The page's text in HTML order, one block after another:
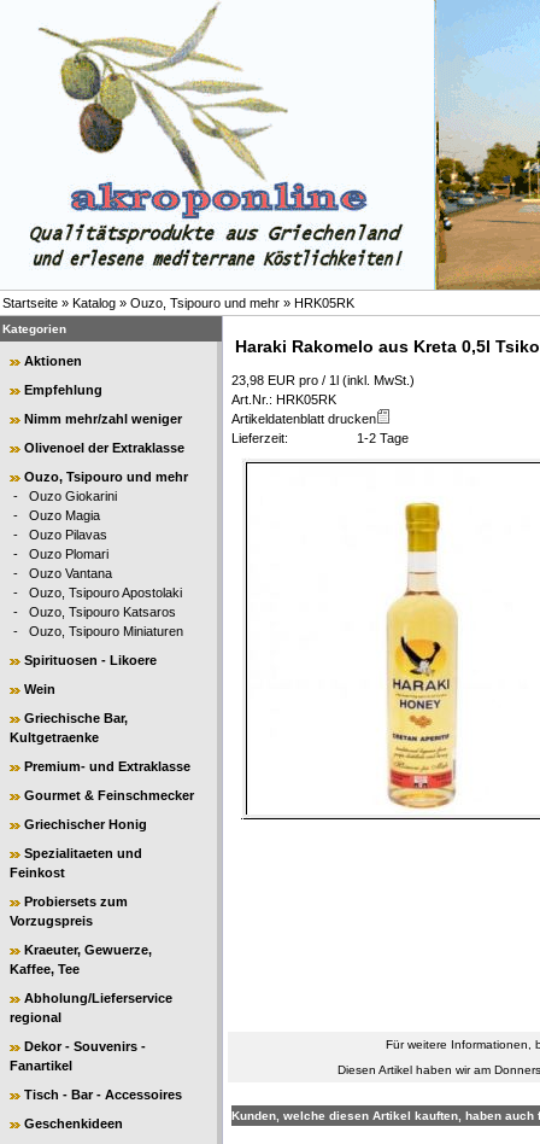
Startseite » Katalog » Ouzo, Tsipouro und mehr » HRK05RK
Kategorien
Aktionen
Empfehlung
Nimm mehr/zahl weniger
Olivenoel der Extraklasse
Ouzo, Tsipouro und mehr
- Ouzo Giokarini
- Ouzo Magia
- Ouzo Pilavas
- Ouzo Plomari
- Ouzo Vantana
- Ouzo, Tsipouro Apostolaki
- Ouzo, Tsipouro Katsaros
- Ouzo, Tsipouro Miniaturen
Spirituosen - Likoere
Wein
Griechische Bar,
Kultgetraenke
Premium- und Extraklasse
Gourmet & Feinschmecker
Griechischer Honig
Spezialitaeten und
Feinkost
Probiersets zum
Vorzugspreis
Kraeuter, Gewuerze,
Kaffee, Tee
Abholung/Lieferservice
regional
Dekor - Souvenirs -
Fanartikel
Tisch - Bar - Accessoires
Geschenkideen
Haraki Rakomelo aus Kreta 0,5l
23,98 EUR pro / 1l (inkl. MwSt.)
Art.Nr.: HRK05RK
Artikeldatenblatt drucken
Lieferzeit:
1-2 Tage
Für weitere Informationen,
Diesen Artikel haben wir am
Kunden, welche diesen Artikel kauften, haben auch